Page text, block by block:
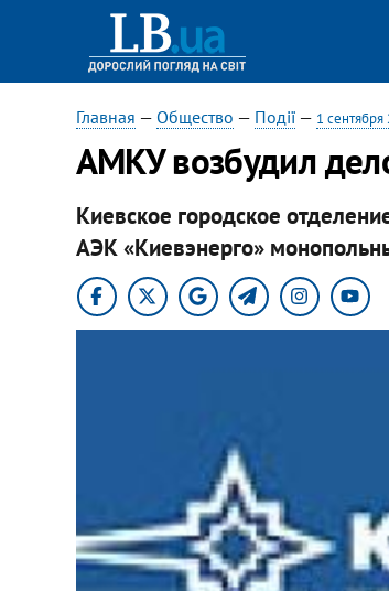
Главная — Общество — Події— 1 сентября
АМКУ возбудил
Киевское городское
АЭК «Киевэнерго»